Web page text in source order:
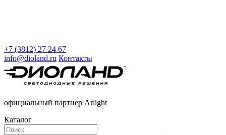
+7 (3812) 27 24 67
info@dioland.ru Контакты
официальный партнер Arlight
Каталог